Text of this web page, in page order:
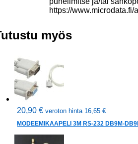
https://
myös
20,90€ veroton hinta 16,65€
MODEEMIKAAPELI 3M RS-232 DB9M-